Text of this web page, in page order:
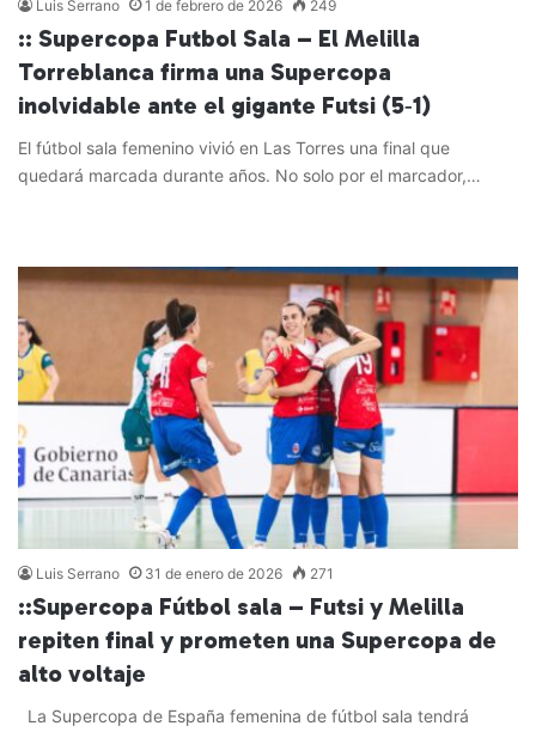
Luis Serrano 1 de febrero de 2026 249
:: Supercopa Futbol Sala – El Melilla
Torreblanca firma una Supercopa
inolvidable ante el gigante Futsi (5‑1)
El fútbol sala femenino vivió en Las Torres una final que
quedará marcada durante años. No solo por el marcador,…
Luis Serrano 31 de enero de 2026 271
::Supercopa Fútbol sala – Futsi y Melilla
repiten final y prometen una Supercopa de
alto voltaje
La Supercopa de España femenina de fútbol sala tendrá